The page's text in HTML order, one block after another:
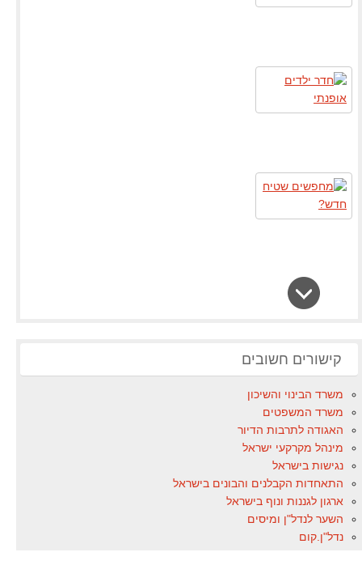
קישורים חשובים
משרד הבינוי והשיכון
משרד המשפטים
האגודה לתרבות הדיור
מינהל מקרקעי ישראל
נגישות בישראל
התאחדות הקבלנים והבונים בישראל
ארגון לגננות ונוף בישראל
השער לנדל"ן ומיסים
נדל"ן.קום